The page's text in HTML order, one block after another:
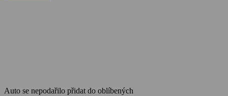
Auto se nepodařilo přidat do oblíbených